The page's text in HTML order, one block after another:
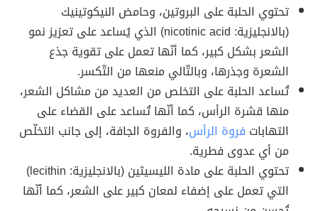
تحتوي الحلبة على البروتين، وحامض النيكوتينيك
(بالانجليزية: nicotinic acid) الذي يُساعد على تعزيز نمو
الشعر بشكل كبير، كما أنّها تعمل على تقوية جذع
الشعرة وجذرها، وبالتّالي منعها من التّكسر.
تُساعد الحلبة على التخلص من العديد من مشاكل الشعر،
منها قشرة الرأس، كما أنّها تُساعد على القضاء على
التهابات فروة الرأس، والفروة الجافة، إلى جانب التخلّص
من أي عدوى فطرية.
تحتوي الحلبة على مادة الليسيثين (بالانجليزية: lecithin)
التي تعمل على إضفاء لمعان كبير على الشعر، كما أنّها